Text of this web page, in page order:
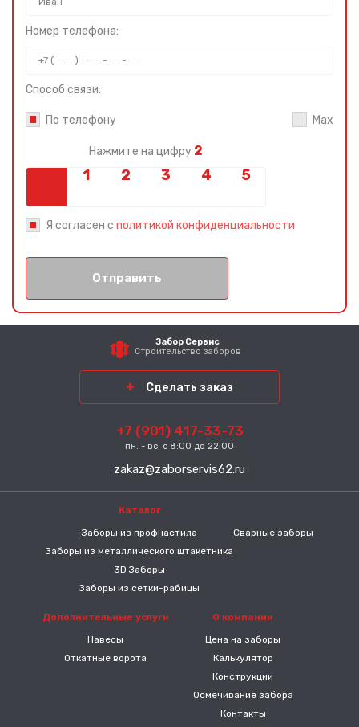
Номер телефона:
Способ связи:
По телефону Max
Нажмите на цифру 2
Я согласен с политикой конфиденциальности
Отправить
Забор Сервис
Строительство заборов
Сделать заказ
+7 (901) 417-33-73
пн. - вс. с 8:00 до 22:00
zakaz@zaborservis62.ru
Каталог
Заборы из профнастила
Заборы из металлического штакетника
3D Заборы
Заборы из сетки-рабицы
Сварные заборы
Дополнительные услуги
Навесы
Откатные ворота
О компании
Цена на заборы
Калькулятор
Конструкции
Осмечивание забора
Контакты